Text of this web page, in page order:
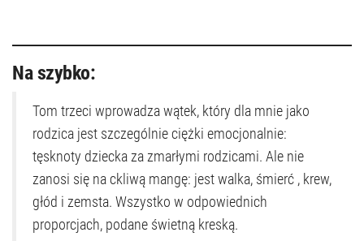
Na szybko:
Tom trzeci wprowadza wątek, który dla mnie jako
rodzica jest szczególnie ciężki emocjonalnie:
tęsknoty dziecka za zmarłymi rodzicami. Ale nie
zanosi się na ckliwą mangę: jest walka, śmierć , krew,
głód i zemsta. Wszystko w odpowiednich
proporcjach, podane świetną kreską.